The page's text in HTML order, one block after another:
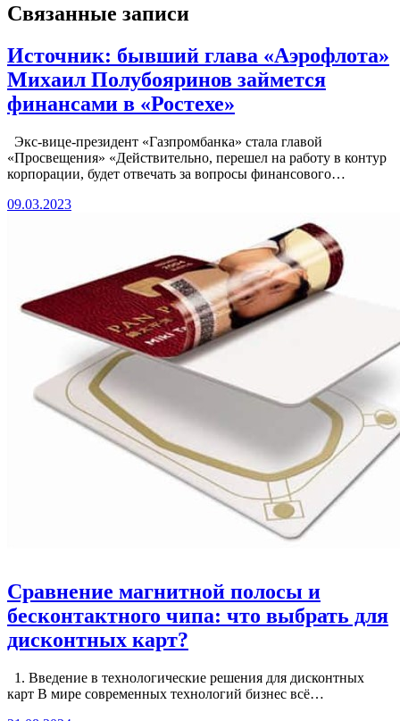
Связанные записи
Источник: бывший глава «Аэрофлота»
Михаил Полубояринов займется
финансами в «Ростехе»
Экс-вице-президент «Газпромбанка» стала главой
«Просвещения» «Действительно, перешел на работу в контур
корпорации, будет отвечать за вопросы финансового…
09.03.2023
Сравнение магнитной полосы и
бесконтактного чипа: что выбрать для
дисконтных карт?
1. Введение в технологические решения для дисконтных
карт В мире современных технологий бизнес всё…